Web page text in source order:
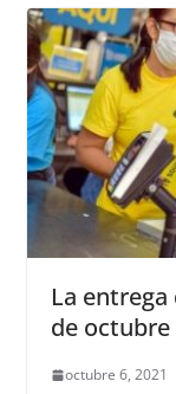
La entrega
de octubre
octubre 6, 2021